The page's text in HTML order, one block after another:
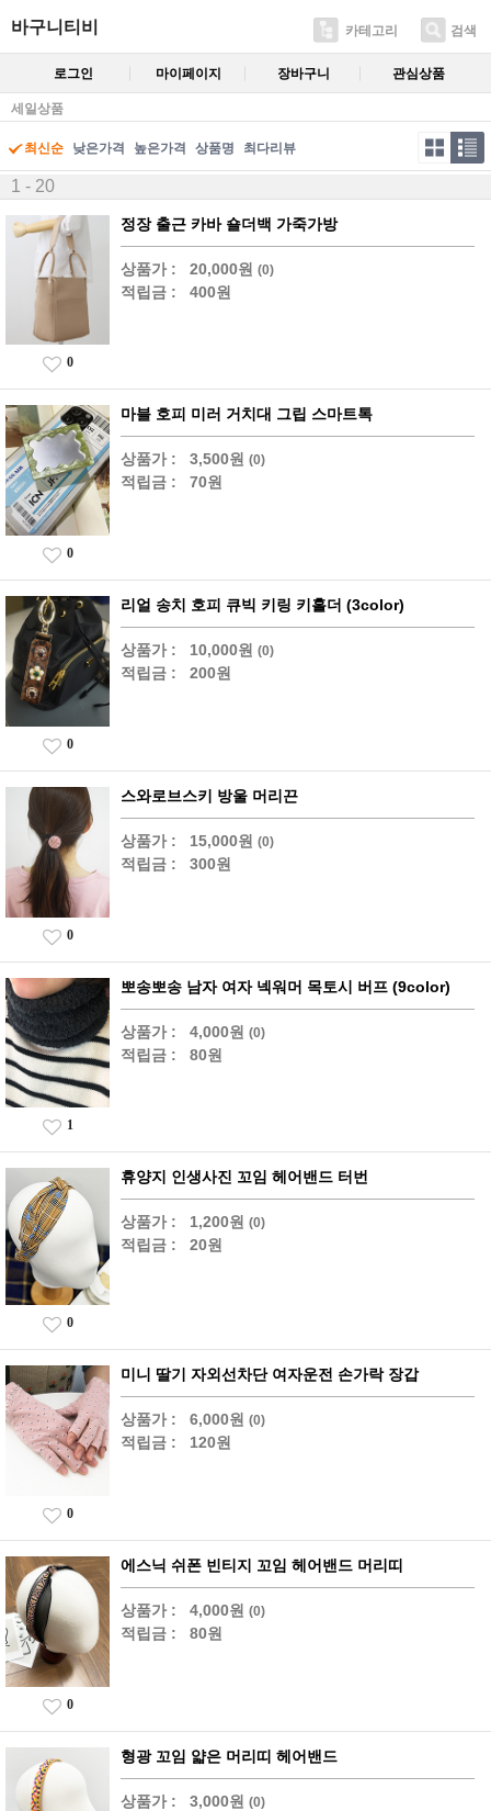
바구니티비 카테고리 검색
로그인 마이페이지 장바구니 관심상품
세일상품
최신순 낮은가격 높은가격 상품명 최다리뷰
1 - 20
정장 출근 카바 숄더백 가죽가방
상품가 : 20,000원 (0)
적립금 : 400원
0
마블 호피 미러 거치대 그립 스마트톡
상품가 : 3,500원 (0)
적립금 : 70원
0
리얼 송치 호피 큐빅 키링 키홀더 (3color)
상품가 : 10,000원 (0)
적립금 : 200원
0
스와로브스키 방울 머리끈
상품가 : 15,000원 (0)
적립금 : 300원
0
뽀송뽀송 남자 여자 넥워머 목토시 버프 (9color)
상품가 : 4,000원 (0)
적립금 : 80원
1
휴양지 인생사진 꼬임 헤어밴드 터번
상품가 : 1,200원 (0)
적립금 : 20원
0
미니 딸기 자외선차단 여자운전 손가락 장갑
상품가 : 6,000원 (0)
적립금 : 120원
0
에스닉 쉬폰 빈티지 꼬임 헤어밴드 머리띠
상품가 : 4,000원 (0)
적립금 : 80원
0
형광 꼬임 얇은 머리띠 헤어밴드
상품가 : 3,000원 (0)